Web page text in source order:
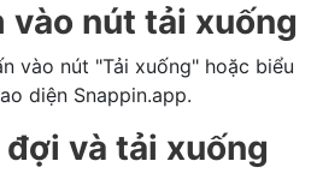
vào nút tải xuống
vào nút "Tải xuống" hoặc biểu
diện Snappin.app.
và tải xuống